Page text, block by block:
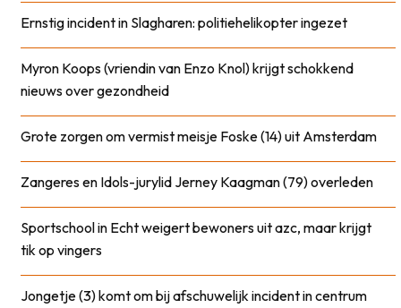
Ernstig incident in Slagharen: politiehelikopter ingezet
Myron Koops (vriendin van Enzo Knol) krijgt schokkend
nieuws over gezondheid
Grote zorgen om vermist meisje Foske (14) uit Amsterdam
Zangeres en Idols-jurylid Jerney Kaagman (79) overleden
Sportschool in Echt weigert bewoners uit azc, maar krijgt
tik op vingers
Jongetje (3) komt om bij afschuwelijk incident in centrum